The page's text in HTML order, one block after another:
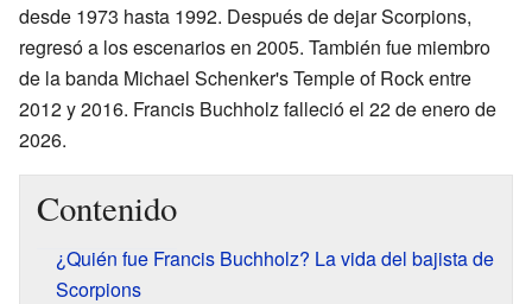
desde 1973 hasta 1992. Después de dejar Scorpions,
regresó a los escenarios en 2005. También fue miembro
de la banda Michael Schenker's Temple of Rock entre
2012 y 2016. Francis Buchholz falleció el 22 de enero de
2026.
Contenido
¿Quién fue Francis Buchholz? La vida del bajista de
Scorpions